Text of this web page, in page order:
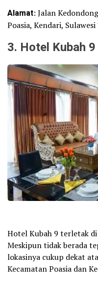
Alamat: Jalan
Poasia, Kendari,
3. Hotel Kubah 9
Hotel Kubah 9 terletak
Meskipun tidak berada
lokasinya cukup dekat
Kecamatan Poasia dan